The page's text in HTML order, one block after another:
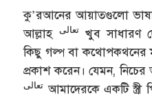
কু’রআনের আয়াতগুলো
আল্লাহ تعالىখুব সাধারণ
কিছু গল্প বা কথোপকথনের
প্রকাশ করেন। যেমন,
تعالى আমাদেরকে একটি স্ত্রী